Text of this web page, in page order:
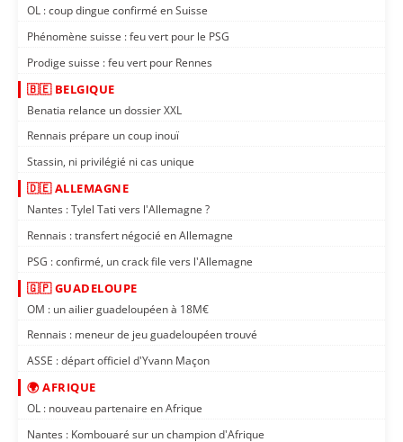
OL : coup dingue confirmé en Suisse
Phénomène suisse : feu vert pour le PSG
Prodige suisse : feu vert pour Rennes
🇧🇪 BELGIQUE
Benatia relance un dossier XXL
Rennais prépare un coup inouï
Stassin, ni privilégié ni cas unique
🇩🇪 ALLEMAGNE
Nantes : Tylel Tati vers l'Allemagne ?
Rennais : transfert négocié en Allemagne
PSG : confirmé, un crack file vers l'Allemagne
🇬🇵 GUADELOUPE
OM : un ailier guadeloupéen à 18M€
Rennais : meneur de jeu guadeloupéen trouvé
ASSE : départ officiel d'Yvann Maçon
🌍 AFRIQUE
OL : nouveau partenaire en Afrique
Nantes : Kombouaré sur un champion d'Afrique